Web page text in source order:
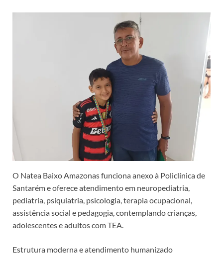
O Natea Baixo Amazonas funciona anexo à Policlínica de
Santarém e oferece atendimento em neuropediatria,
pediatria, psiquiatria, psicologia, terapia ocupacional,
assistência social e pedagogia, contemplando crianças,
adolescentes e adultos com TEA.
Estrutura moderna e atendimento humanizado